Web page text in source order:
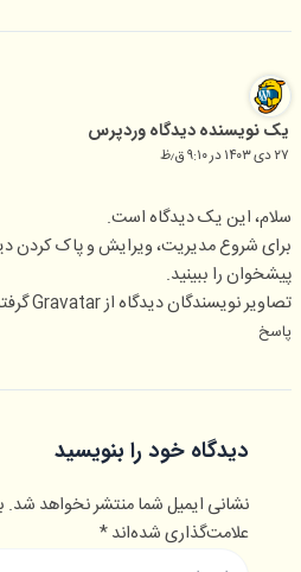
نویسنده دیدگاه وردپرس
در ۹:۱۰ ق٫ظ
این یک دیدگاه است.
شروع مدیریت، ویرایش و پاک کردن
را ببینید.
نویسندگان دیدگاه ازGravatar
دیدگاه‌ خود را بنویسید
نشانی ایمیل شما منتشر نخواهد شد.
علامت‌گذاری شده‌اند*